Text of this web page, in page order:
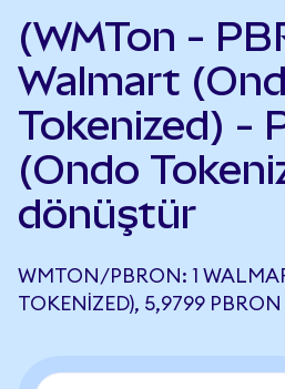
(WMTon -
Walmart
Tokenized) -
(Ondo
dönüştür
WMTON/PBRON: 1
TOKENIZED), 5,9799 PBRON